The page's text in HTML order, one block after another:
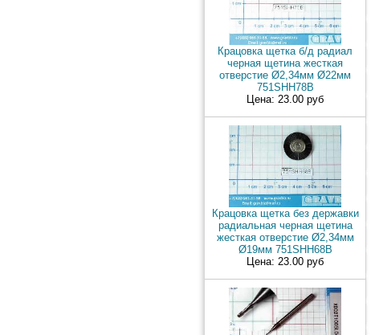
Крацовка щетка б/д радиал
черная щетина жесткая
отверстие Ø2,34мм Ø22мм
751SHH78B
Цена: 23.00 руб
Крацовка щетка без державки
радиальная черная щетина
жесткая отверстие Ø2,34мм
Ø19мм 751SHH68B
Цена: 23.00 руб